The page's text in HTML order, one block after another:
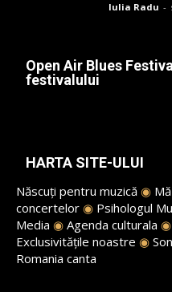
Iulia Radu -
Open Air Blues
festivalului
HARTA SITE-ULUI
Născuți pentru muzică ◉
concertelor ◉ Psihologul
Media ◉ Agenda culturala ◉
Exclusivitățile noastre ◉
Romania canta